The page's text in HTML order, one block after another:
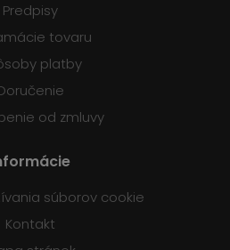
Predpisy
tovaru
platby
od zmluvy
súborov cookie
Kontakt